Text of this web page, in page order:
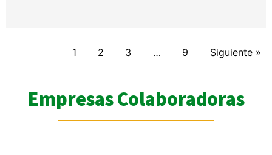
1 2 3 … 9 Siguiente »
Empresas Colaboradoras